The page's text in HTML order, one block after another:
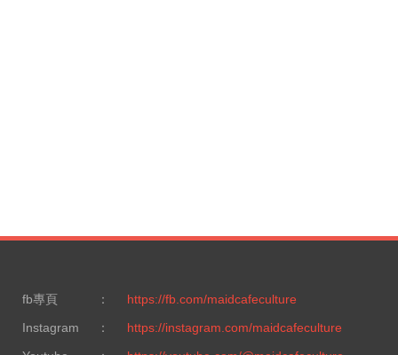
fb專頁 ：
https://fb.com/maidcafeculture
Instagram
：
https://instagram.com/maidcafeculture